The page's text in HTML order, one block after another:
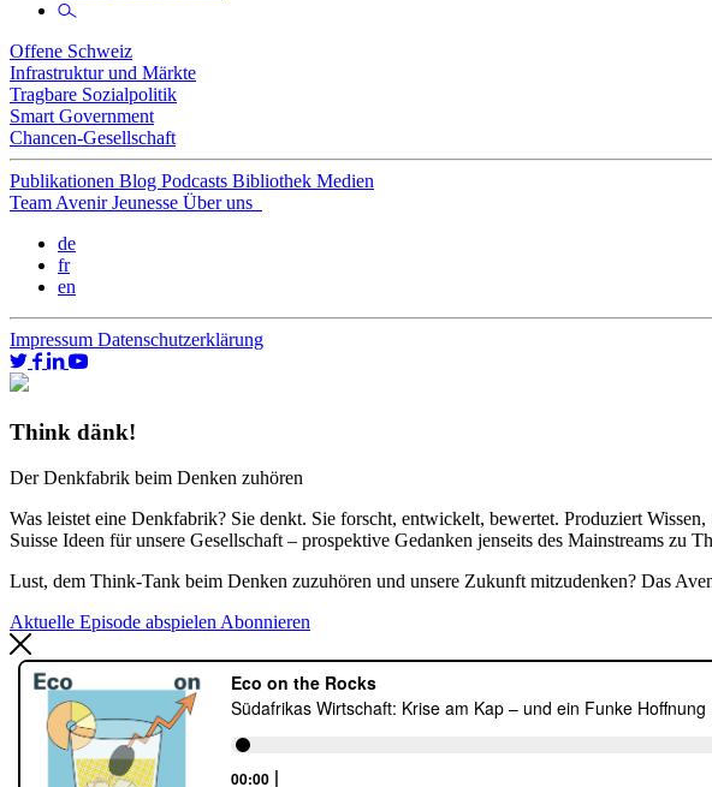
Offene Schweiz
Infrastruktur und Märkte
Tragbare Sozialpolitik
Smart Government
Chancen-Gesellschaft
Publikationen Blog Podcasts Bibliothek Medien
Team Avenir Jeunesse Über uns
de
fr
en
Impressum Datenschutzerklärung
Think dänk!
Der Denkfabrik beim Denken zuhören
Was leistet eine Denkfabrik? Sie denkt. Sie forscht, entwickelt, bewertet. Produziert
Suisse Ideen für unsere Gesellschaft – prospektive Gedanken jenseits des Mainstreams zu
Lust, dem Think-Tank beim Denken zuzuhören und unsere Zukunft mitzudenken? Das
Aktuelle Episode abspielenAbonnieren